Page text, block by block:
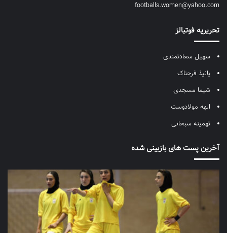
footballs.women@yahoo.com
تحریریه فوتبالز
سهیل سعادتمندی
پانیذ فرحناک
شیما مسجدی
الهه مولادوست
تهمینه سبحانی
آخرین پست های بازبینی شده